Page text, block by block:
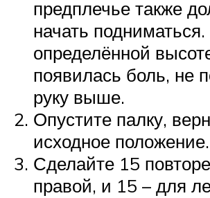
предплечье также
начать
определённой
появилась боль, не
руку выше.
Опустите палку,
исходное положение.
Сделайте 15
правой, и 15 – для